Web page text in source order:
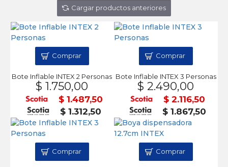
Cargar productos anteriores
Bote Inflable INTEX 2 Personas
$ 1.750,00
$ 1.487,50
$ 1.312,50
Comprar
Bote Inflable INTEX 3 Personas
$ 2.490,00
$ 2.116,50
$ 1.867,50
Comprar
Comprar Comprar